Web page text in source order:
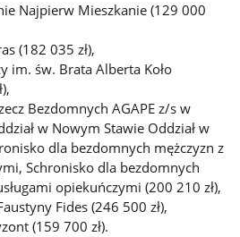
Najpierw Mieszkanie (129 000
(182 035 zł),
im. św. Brata Alberta Koło
Bezdomnych AGAPE z/s w
w Nowym Stawie Oddział w
dla bezdomnych mężczyzn z
Schronisko dla bezdomnych
opiekuńczymi (200 210 zł),
Fides (246 500 zł),
(159 700 zł).